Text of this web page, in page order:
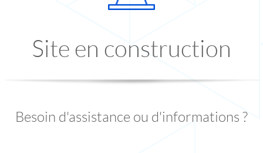
Site en construction
Besoin d'assistance ou d'informations ?